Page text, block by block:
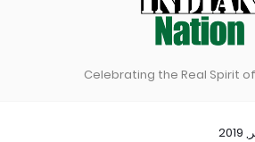
Celebrating the Real Spirit